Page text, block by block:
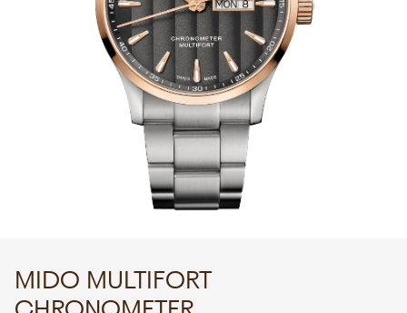
VŠE O NÁKUPU
WHATSAPP
VOLEJTE 9:00–18:00+420 775 138 346
MIDO MULTIFORT